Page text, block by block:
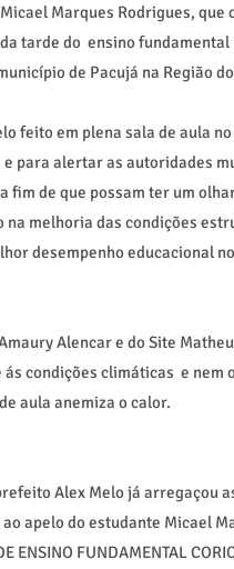
Marques Rodrigues, que
tarde do ensino fundamental
de Pacujá na Região
em plena sala de aula no
e para alertar as autoridades
fim de que possam ter um
na melhoria das condições
desempenho educacional
Alencar e do Site
condições climáticas e nem
aula anemiza o calor.
Alex Melo já arregaçou
apelo do estudante Micael
ENSINO FUNDAMENTAL